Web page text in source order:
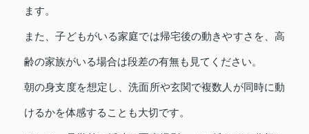
ます。
また、子どもがいる家庭では帰宅後の動きやすさを、高
齢の家族がいる場合は段差の有無も見てください。
朝の身支度を想定し、洗面所や玄関で複数人が同時に動
けるかを体感することも大切です。